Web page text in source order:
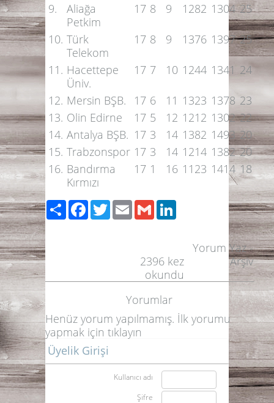
9.
Aliağa
Petkim
17 8 9 1282 1304 25
10. Türk
Telekom
17 8 9 1376 1397 25
11. Hacettepe
Üniv.
17 7 10 1244 1341 24
12. Mersin BŞB. 17 6 11 1323 1378 23
13. Olin Edirne 17 5 12 1212 1302 22
14. Antalya BŞB. 17 3 14 1382 1493 20
15. Trabzonspor 17 3 14 1214 1382 20
16. Bandırma
Kırmızı
17 1 16 1123 1414 18
PaylaşFacebook
TwitterEmailGmail
Yorum Yaz-
Arşiv
2396kez
okundu
Yorumlar
Henüz yorum yapılmamış. İlk yorumu
yapmak için tıklayın
Üyelik Girişi
Kullanıcı adı
Şifre